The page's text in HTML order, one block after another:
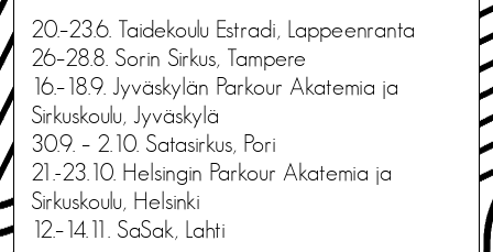
20.–23.6. Taidekoulu Estradi, Lappeenranta
26–28.8. Sorin Sirkus, Tampere
16.–18.9. Jyväskylän Parkour Akatemia ja
Sirkuskoulu, Jyväskylä
30.9. – 2.10. Satasirkus, Pori
21.-23.10. Helsingin Parkour Akatemia ja
Sirkuskoulu, Helsinki
12.–14.11. SaSak, Lahti